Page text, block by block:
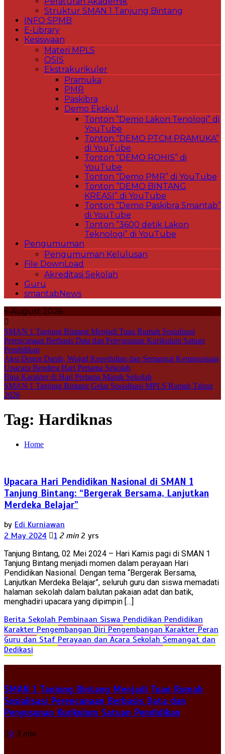
Struktur SMAN 1 Tanjung Bintang
INFO SPMB
E-Library
Kesiswaan
Materi MPLS
OSIS
Ekstrakurikuler
Pramuka
PMR
Paskibra
Demo Ekskul
Tonton “Demo Lakon Tenologi” di
YouTube
Tonton “DEMO PTCM PRAMUKA”
di YouTube
Tonton “DEMO ROHIS” di
YouTube
Tonton “Demo PMR” di YouTube
Tonton “DEMO BINTANG
KREASI” di YouTube
Tonton “Demo Paskibra Smantab”
di YouTube
Tonton “3600 detik Lakon
Teknologi” di YouTube
Pengumuman
Pengumuman Kelulusan
File DownLoad
Akreditasi Sekolah
Guru
smantabNews
6 August 2026
SMAN 1 Tanjung Bintang Menjadi Tuan Rumah Sosialisasi
Perencanaan Berbasis Data dan Penyusunan Kurikulum Satuan
Pendidikan
Aksi Donor Darah, Wujud Kepedulian dan Semangat Kemanusiaan
Upacara Bendera Hari Pertama Sekolah
Bina Karakter di Hari Pertama Masuk Sekolah
SMAN 1 Tanjung Bintang Gelar Sosialisasi MPLS Ramah Tahun
2026
Tag: Hardiknas
Home
Upacara Hari Pendidikan Nasional di SMAN 1
Tanjung Bintang: “Bergerak Bersama, Lanjutkan
Merdeka Belajar”
by Edi Kurniawan
2 May 2024
1 2 min 2 yrs
Tanjung Bintang, 02 Mei 2024 – Hari Kamis pagi di SMAN 1
Tanjung Bintang menjadi momen dalam perayaan Hari
Pendidikan Nasional. Dengan tema “Bergerak Bersama,
Lanjutkan Merdeka Belajar”, seluruh guru dan siswa memadati
halaman sekolah dalam balutan pakaian adat dan batik,
menghadiri upacara yang dipimpin […]
Berita Sekolah Pembinaan Siswa Pendidikan Pendidikan
Karakter Pengembangan Diri Pengembangan Karakter Peran
Guru dan Staf Perayaan dan Acara Sekolah Semangat dan
Dedikasi
SMAN 1 Tanjung Bintang Menjadi Tuan Rumah
Sosialisasi Perencanaan Berbasis Data dan
Penyusunan Kurikulum Satuan Pendidikan
0 3 min